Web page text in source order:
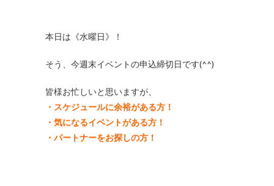
本日は《水曜日》！
そう、今週末イベントの申込締切日です(^^)
皆様お忙しいと思いますが、
・スケジュールに余裕がある方！
・気になるイベントがある方！
・パートナーをお探しの方！